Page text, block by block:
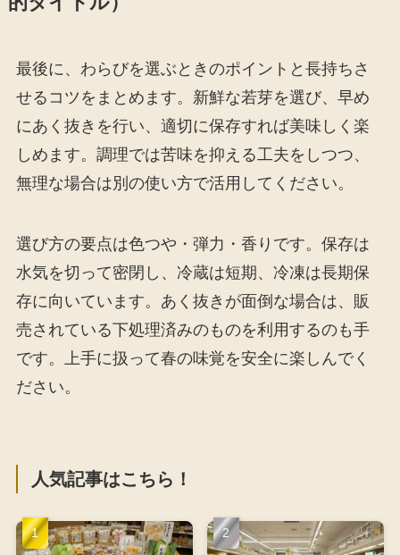
最後に、わらびを選ぶときのポイントと長持ちさ
せるコツをまとめます。新鮮な若芽を選び、早め
にあく抜きを行い、適切に保存すれば美味しく楽
しめます。調理では苦味を抑える工夫をしつつ、
無理な場合は別の使い方で活用してください。
選び方の要点は色つや・弾力・香りです。保存は
水気を切って密閉し、冷蔵は短期、冷凍は長期保
存に向いています。あく抜きが面倒な場合は、販
売されている下処理済みのものを利用するのも手
です。上手に扱って春の味覚を安全に楽しんでく
ださい。
人気記事はこちら！